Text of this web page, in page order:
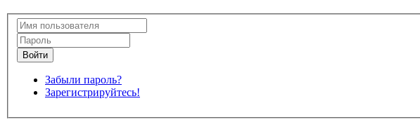
Забыли пароль?
Зарегистрируйтесь!